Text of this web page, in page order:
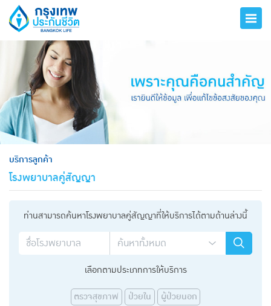
บริการลูกค้า
โรงพยาบาลคู่สัญญา
ท่านสามารถค้นหาโรงพยาบาลคู่สัญญาที่ให้บริการได้ตามด้านล่างนี้
เลือกตามประเภทการให้บริการ
ตรวจสุขภาพ ป่วยใน ผู้ป่วยนอก